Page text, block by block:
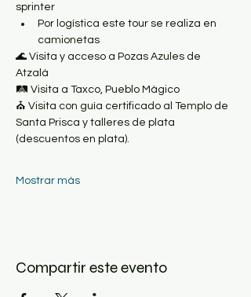
sprinter
Por logística este tour se realiza en
camionetas
🌊 Visita y acceso a Pozas Azules de
Atzalá
🛤 Visita a Taxco, Pueblo Mágico
⛪️ Visita con guía certificado al Templo de
Santa Prisca y talleres de plata
(descuentos en plata).
Mostrar más
Compartir este evento